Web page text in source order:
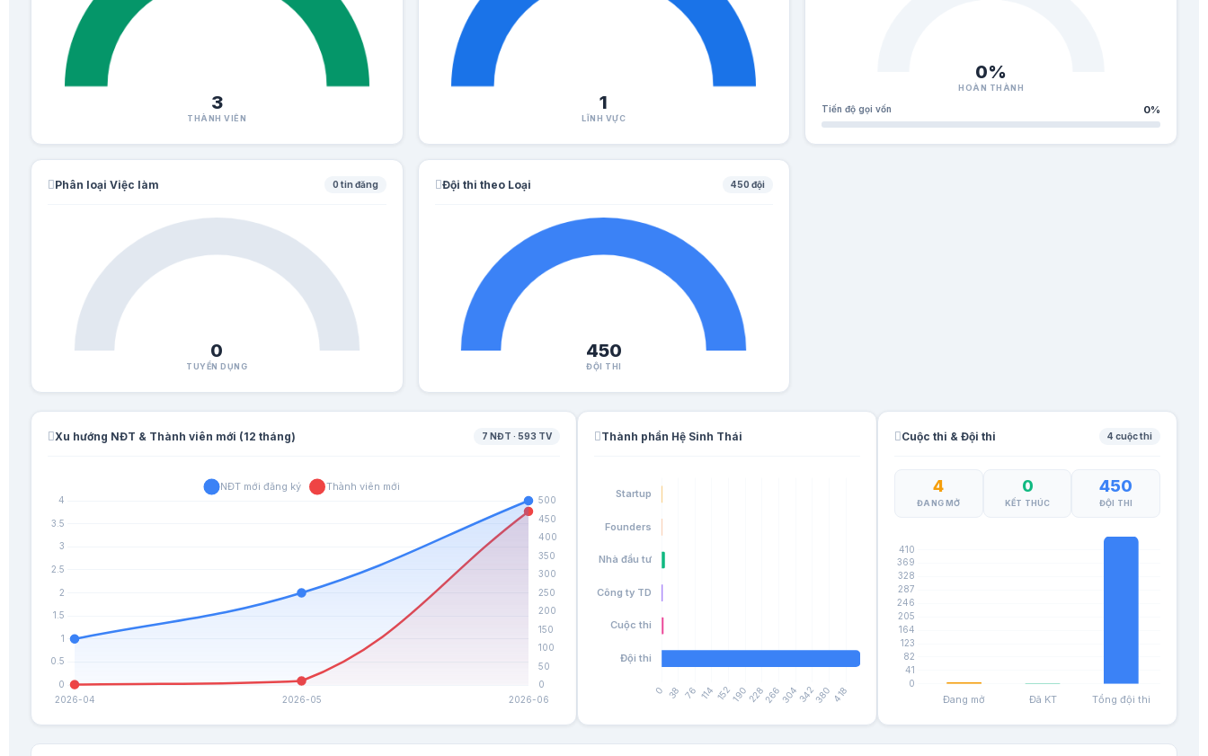
3
THÀNH VIÊN
1
LĨNH VỰC
0%
HOÀN THÀNH
Tiến độ gọi vốn 0%
Phân loại Việc làm 0 tin đăng
0
TUYỂN DỤNG
Đội thi theo Loại 450 đội
450
ĐỘI THI
Xu hướng NĐT & Thành viên mới (12 tháng) 7 NĐT · 593 TV Thành phần Hệ Sinh Thái Cuộc thi & Đội thi 4 cuộc thi
4
ĐANG MỞ
0
KẾT THÚC
450
ĐỘI THI